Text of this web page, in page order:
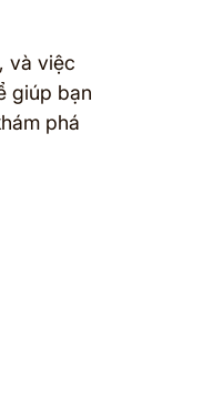
và việc
giúp bạn
phá